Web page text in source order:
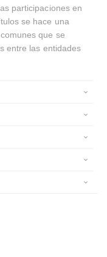
Buscar
participaciones en
se hace una
que se
entre las entidades